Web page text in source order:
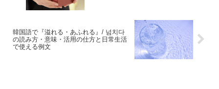
韓国語で『溢れる・あふれる』/ 넘치다
の読み方・意味・活用の仕方と日常生活
で使える例文